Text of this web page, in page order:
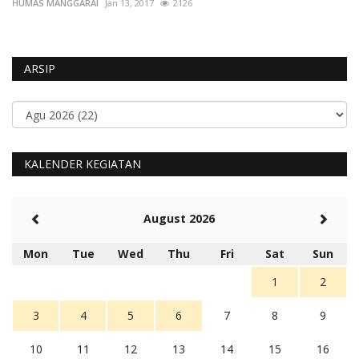
HUMAS MANGGARAI Mar 24, 2024 701
ARSIP
KALENDER KEGIATAN
August 2026
Mon Tue Wed Thu Fri Sat
Sun
1
2
3 4 5 6 7 8 9
10 11 12 13 14 15 16